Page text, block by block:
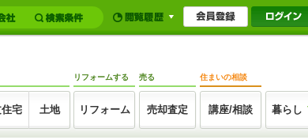
宅 土地
リフォームする
リフォーム
売る
売却査定
住まいの相談
講座/相談 暮らし